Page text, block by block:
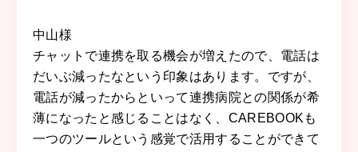
中山様
チャットで連携を取る機会が増えたので、電話は
だいぶ減ったなという印象はあります。ですが、
電話が減ったからといって連携病院との関係が希
薄になったと感じることはなく、CAREBOOKも
一つのツールという感覚で活用することができて